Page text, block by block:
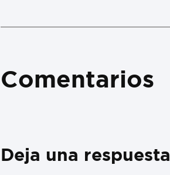
Comentarios
Deja una respuesta